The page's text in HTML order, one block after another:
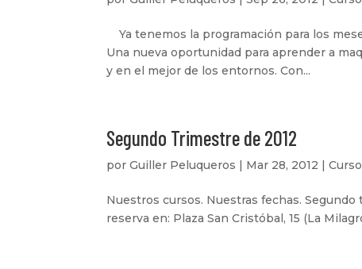
Ya tenemos la programación para los
Una nueva oportunidad para aprender a
y en el mejor de los entornos. Con...
Segundo Trimestre de 2012
porGuiller Peluqueros | Mar 28, 2012 |
Nuestros cursos. Nuestras fechas.
reserva en: Plaza San Cristóbal, 15 (La